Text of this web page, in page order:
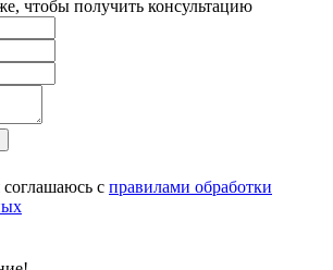
чтобы получить консультацию
соглашаюсь с правилами обработки